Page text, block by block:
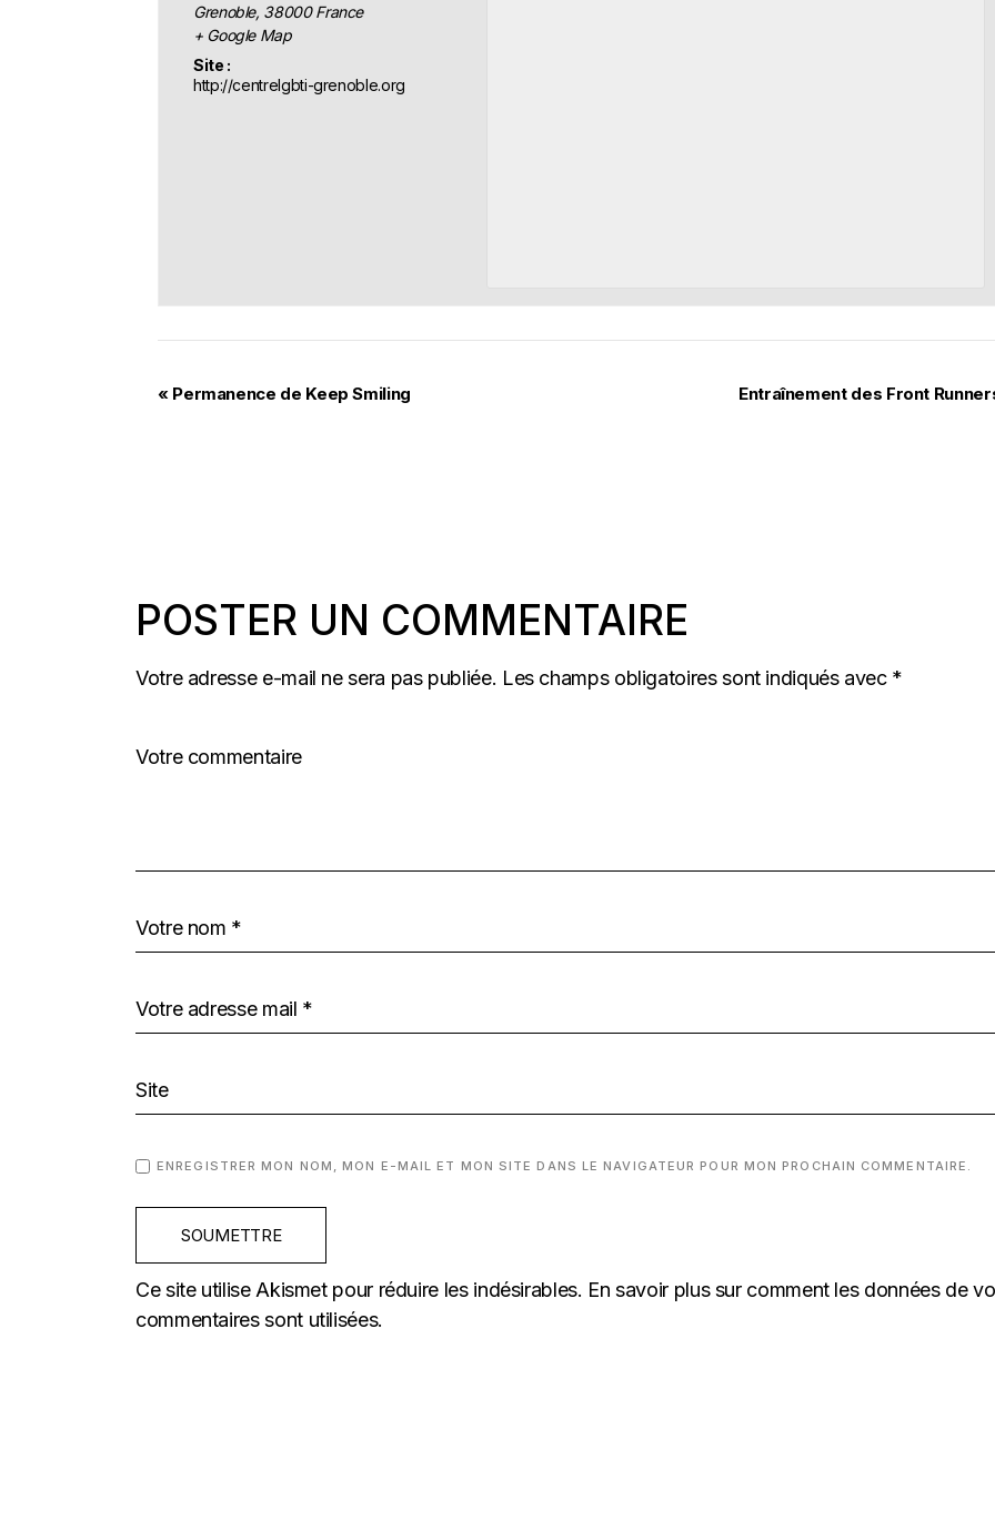
Grenoble, 38000 France
+ Google Map
Site :
http://centrelgbti-grenoble.org
« Permanence de Keep Smiling Entraînement des Front
POSTER UN COMMENTAIRE
Votre adresse e-mail ne sera pas publiée. Les champs obligatoires sont indiqués avec *
ENREGISTRER MON NOM, MON E-MAIL ET MON SITE DANS LE NAVIGATEUR POUR MON PROCHAIN COMMENTAIRE.
SOUMETTRE
Ce site utilise Akismet pour réduire les indésirables. En savoir plus sur comment les données de
commentaires sont utilisées.